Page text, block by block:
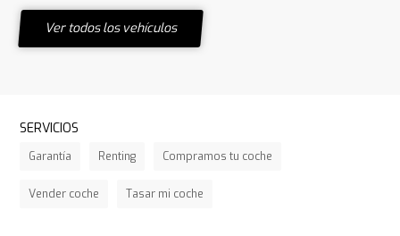
Ver todos los vehículos
SERVICIOS
Garantía Renting Compramos tu coche
Vender coche Tasar mi coche